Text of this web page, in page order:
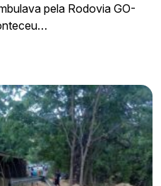
pela Rodovia GO-